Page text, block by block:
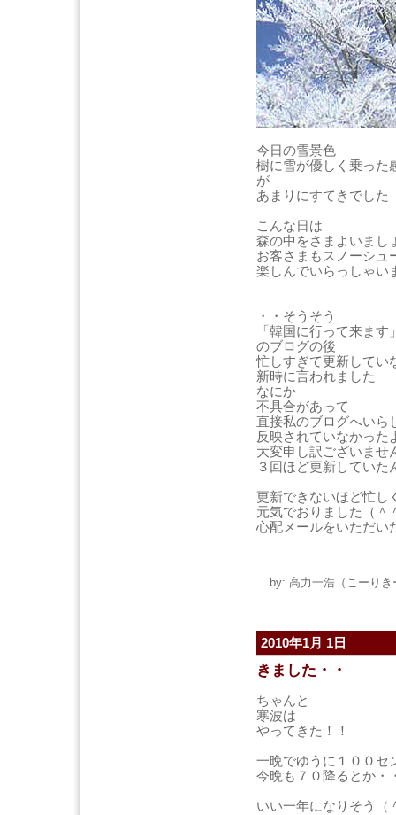
今日の雪景色
樹に雪が優しく乗った
が
あまりにすてきでした
こんな日は
森の中をさまよいまし
お客さまもスノーシュ
楽しんでいらっしゃい
・・そうそう
「韓国に行って来ます
のブログの後
忙しすぎて更新してい
新時に言われました
なにか
不具合があって
直接私のブログへいら
反映されていなかった
大変申し訳ございませ
３回ほど更新していた
更新できないほど忙し
元気でおりました（＾
心配メールをいただい
by: 高力一浩（こーりき
2010年1月 1日
きました・・
ちゃんと
寒波は
やってきた！！
一晩でゆうに１００セ
今晩も７０降るとか・
いい一年になりそう（